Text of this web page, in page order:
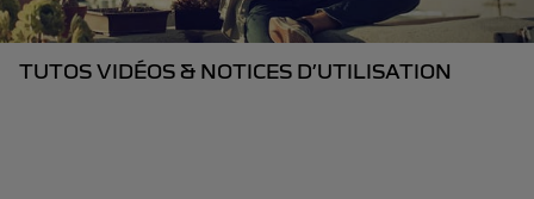
TUTOS VIDÉOS & NOTICES D’UTILISATION